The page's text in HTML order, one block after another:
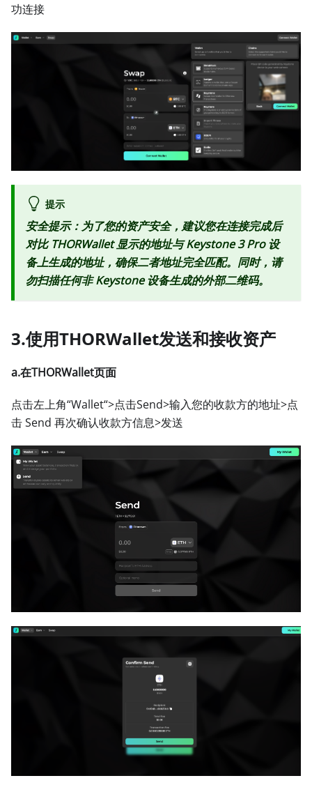
功连接
提示
安全提示：为了您的资产安全，建议您在连接完成后
对比 THORWallet 显示的地址与 Keystone 3 Pro 设
备上生成的地址，确保二者地址完全匹配。同时，请
勿扫描任何非 Keystone 设备生成的外部二维码。
3.使用THORWallet发送和接收资产
a.在THORWallet页面
点击左上角“Wallet“>点击Send>输入您的收款方的地址>点
击 Send 再次确认收款方信息>发送